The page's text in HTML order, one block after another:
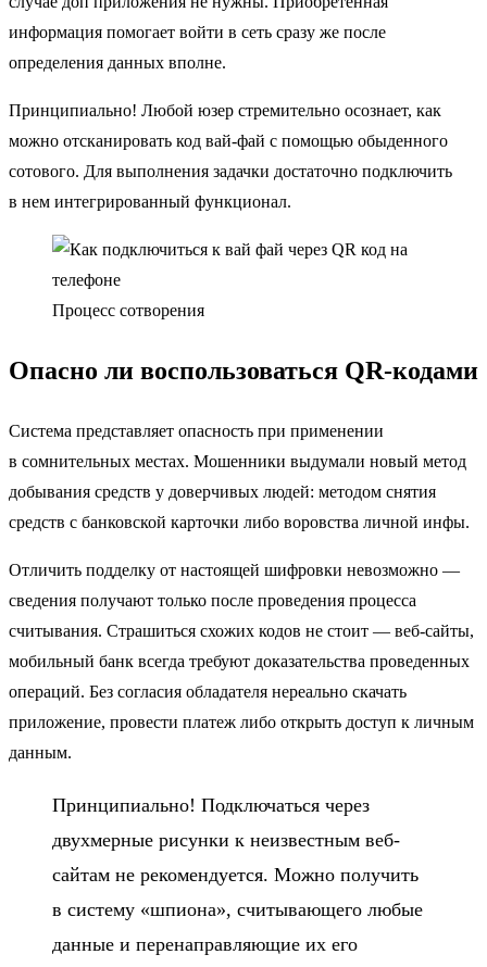
информация помогает войти в сеть сразу же после
определения данных вполне.
Принципиально! Любой юзер стремительно осознает, как
можно отсканировать код вай-фай с помощью обыденного
сотового. Для выполнения задачки достаточно подключить
в нем интегрированный функционал.
Процесс сотворения
Опасно ли воспользоваться QR-кодами
Система представляет опасность при применении
в сомнительных местах. Мошенники выдумали новый метод
добывания средств у доверчивых людей: методом снятия
средств с банковской карточки либо воровства личной инфы.
Отличить подделку от настоящей шифровки невозможно —
сведения получают только после проведения процесса
считывания. Страшиться схожих кодов не стоит — веб-сайты,
мобильный банк всегда требуют доказательства проведенных
операций. Без согласия обладателя нереально скачать
приложение, провести платеж либо открыть доступ к личным
данным.
Принципиально! Подключаться через
двухмерные рисунки к неизвестным веб-
сайтам не рекомендуется. Можно получить
в систему «шпиона», считывающего любые
данные и перенаправляющие их его